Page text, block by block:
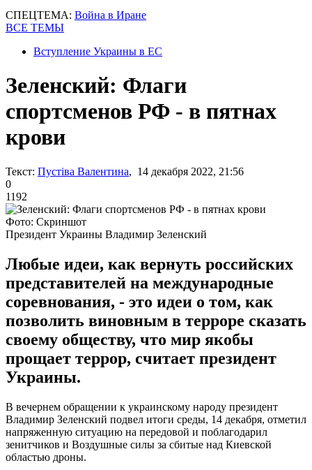
СПЕЦТЕМА: Война в Иране
ВСЕ ТЕМЫ
Вступление Украины в ЕС
Зеленский: Флаги
спортсменов РФ - в пятнах
крови
Текст: Пустіва Валентина, 14 декабря 2022, 21:56
0
1192
Фото: Скриншот
Президент Украины Владимир Зеленский
Любые идеи, как вернуть российских
представителей на международные
соревнования, - это идеи о том, как
позволить виновным в терроре сказать
своему обществу, что мир якобы
прощает террор, считает президент
Украины.
В вечернем обращении к украинскому народу президент
Владимир Зеленский подвел итоги среды, 14 декабря, отметил
напряженную ситуацию на передовой и поблагодарил
зенитчиков и Воздушные силы за сбитые над Киевской
областью дроны.